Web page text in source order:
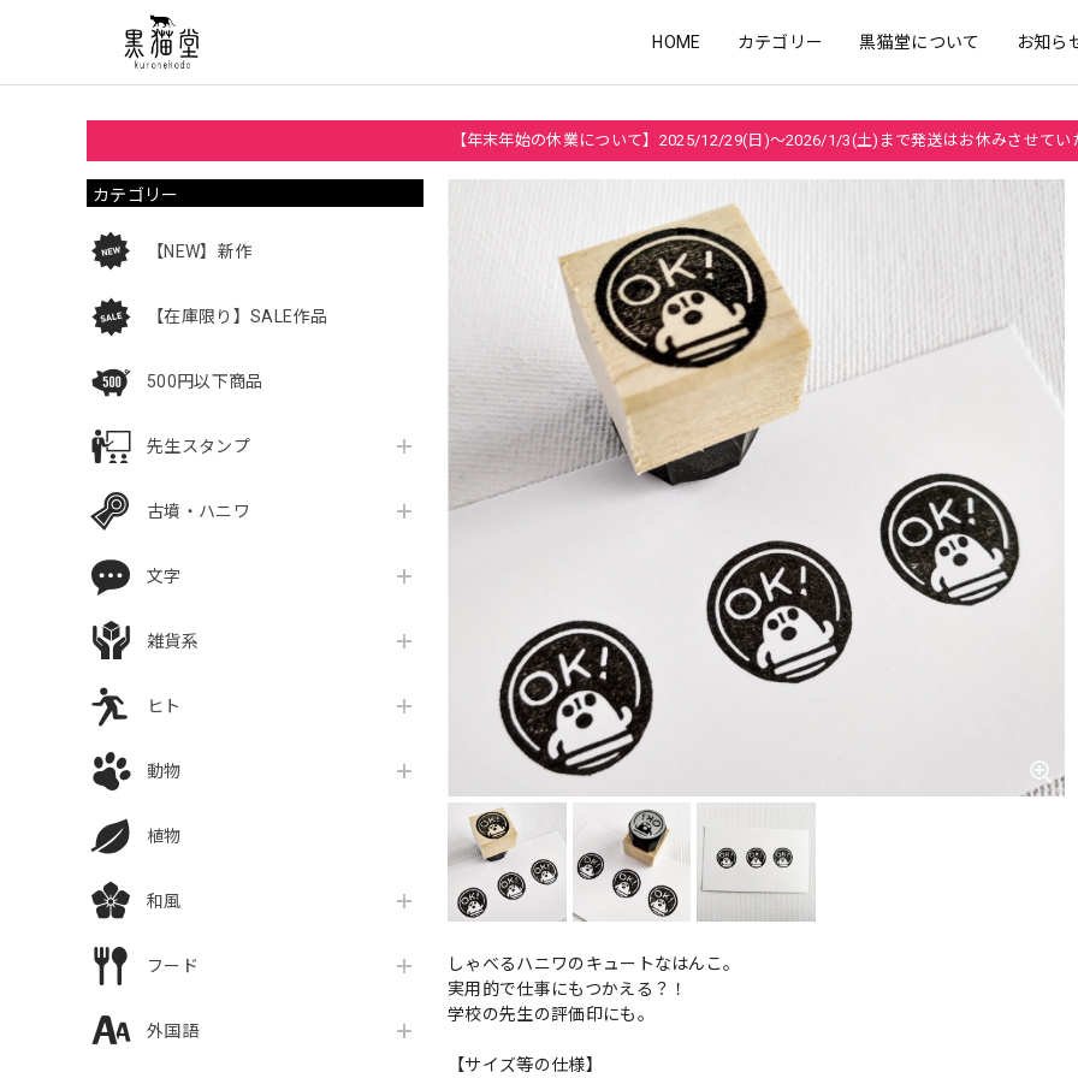
HOME カテゴリー 黒猫堂について お知ら
【年末年始の休業について】2025/12/29(日)～2026/1/3(土)まで発送はお休みさせてい
カテゴリー
【NEW】新作
【在庫限り】SALE作品
500円以下商品
先生スタンプ
古墳・ハニワ
文字
雑貨系
ヒト
動物
植物
和風
フード
外国語
しゃべるハニワのキュートなはんこ。
実用的で仕事にもつかえる？！
学校の先生の評価印にも。
【サイズ等の仕様】